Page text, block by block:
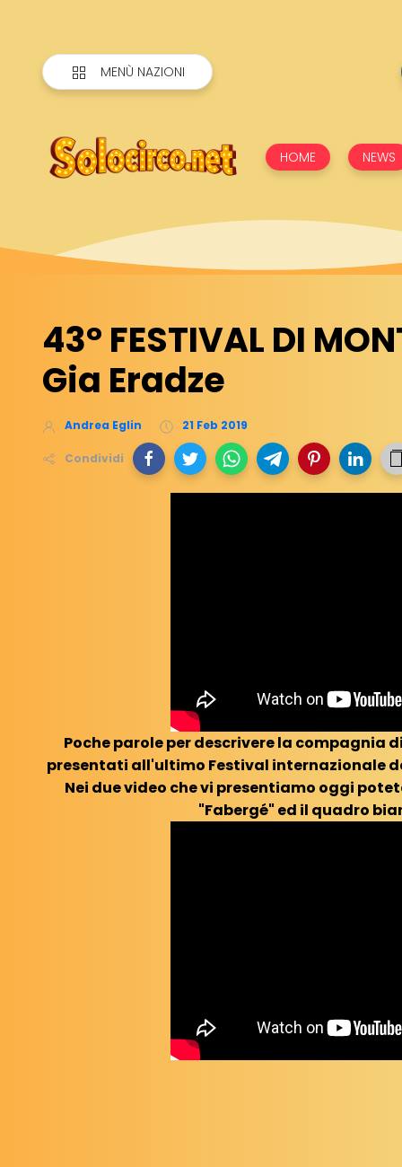
MENÙ NAZIONI
HOME NEWS
43° FESTIVAL DI
Gia Eradze
Andrea Eglin 21 Feb 2019
Condividi
Poche parole per descrivere la compagnia
presentati all'ultimo Festival internazionale
Nei due video che vi presentiamo oggi
"Fabergé" ed il quadro